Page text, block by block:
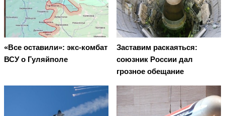
«Все оставили»: экс-комбат
ВСУ о Гуляйполе
Заставим раскаяться:
союзник России дал
грозное обещание